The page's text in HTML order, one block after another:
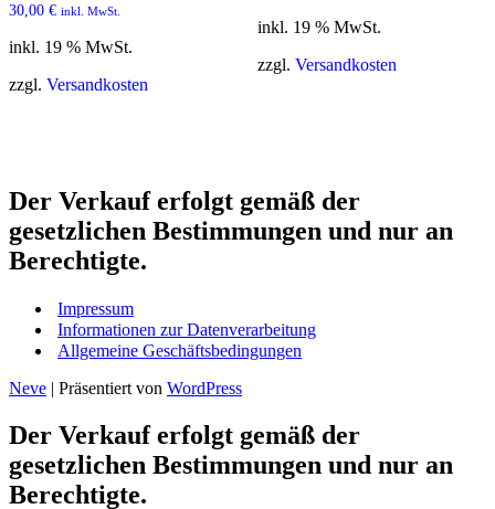
30,00 € inkl. MwSt.
inkl. 19 % MwSt.
zzgl. Versandkosten
inkl. 19 % MwSt.
zzgl. Versandkosten
Der Verkauf erfolgt gemäß der
gesetzlichen Bestimmungen und nur an
Berechtigte.
Impressum
Informationen zur Datenverarbeitung
Allgemeine Geschäftsbedingungen
Neve | Präsentiert von WordPress
Der Verkauf erfolgt gemäß der
gesetzlichen Bestimmungen und nur an
Berechtigte.